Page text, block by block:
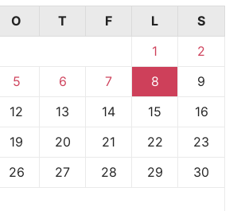
O T F L
S
1
2
5 6 7 8
9
12 13 14 15
16
19 20 21 22
23
26 27 28 29
30